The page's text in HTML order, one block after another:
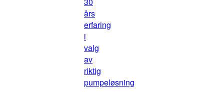
års
erfaring
i
valg
av
riktig
pumpeløsning